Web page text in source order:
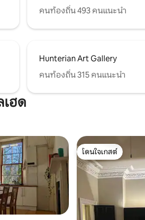
คนท้องถิ่น 493 คนแนะนำ
Hunterian Art Gallery
คนท้องถิ่น 315 คนแนะนำ
ฮด
โดนใจเกสต์
โดนใจเกสต์